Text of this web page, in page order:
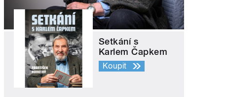
Setkání s
Karlem Čapkem
Koupit